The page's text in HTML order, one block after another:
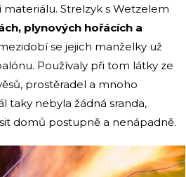
Strelzyk s Wetzelem
plynových hořácích a
se jejich manželky už
Používaly při tom látky ze
prostěradel a mnoho
taky nebyla žádná sranda,
domů postupně a nenápadně.